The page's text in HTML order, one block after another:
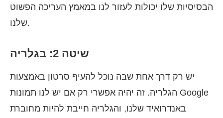
הבסיסיות שלו יכולות לעזור לנו במאמץ העריכה הפשוט
שלנו.
שיטה 2: בגלריה
יש רק דרך אחת שבה נוכל להעיף סרטון באמצעות
הגלריה. זה יהיה אפשרי רק אם יש לנו תמונות Google
באנדרואיד שלנו, והגלריה חייבת להיות מחוברת